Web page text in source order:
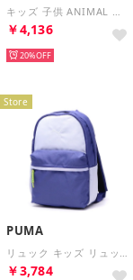
キッズ 子供 ANIMAL エクストラスモールバックパック 091723 （ブラウン）
￥4,136
20%
Store
PUMA
リュック キッズ リュックサック バッグ 男の子 女の子 小学生低学年 ブランド 軽量 軽い 旅行 シンプル スポーツ おしゃれ カジュアル こども B5 13L エッセンシャル 091331 （ブルークリスタル）
￥3,784